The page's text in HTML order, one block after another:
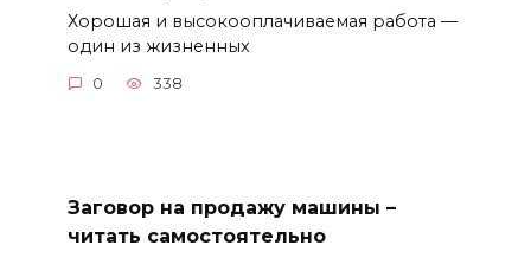
Хорошая и высокооплачиваемая работа —
один из жизненных
0 338
Заговор на продажу машины –
читать самостоятельно